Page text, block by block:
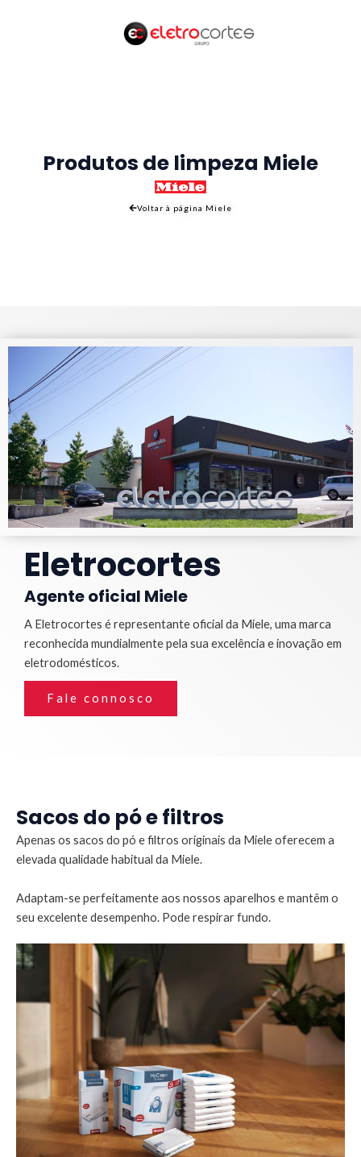
Produtos de limpeza Miele
Voltar à página Miele
Eletrocortes
Agente oficial Miele
A Eletrocortes é representante oficial da Miele, uma marca
reconhecida mundialmente pela sua excelência e inovação em
eletrodomésticos.
Fale connosco
Sacos do pó e filtros
Apenas os sacos do pó e filtros originais da Miele oferecem a
elevada qualidade habitual da Miele.
Adaptam-se perfeitamente aos nossos aparelhos e mantêm o
seu excelente desempenho. Pode respirar fundo.